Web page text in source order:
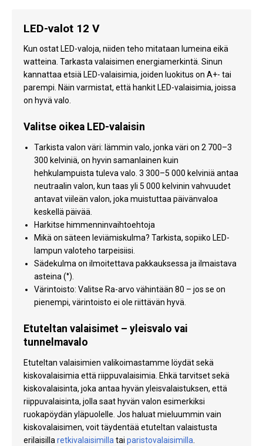
LED-valot 12 V
Kun ostat LED-valoja, niiden teho mitataan lumeina eikä
watteina. Tarkasta valaisimen energiamerkintä. Sinun
kannattaa etsiä LED-valaisimia, joiden luokitus on A+- tai
parempi. Näin varmistat, että hankit LED-valaisimia, joissa
on hyvä valo.
Valitse oikea LED-valaisin
Tarkista valon väri: lämmin valo, jonka väri on 2 700–3
300 kelviniä, on hyvin samanlainen kuin
hehkulampuista tuleva valo. 3 300–5 000 kelviniä antaa
neutraalin valon, kun taas yli 5 000 kelvinin vahvuudet
antavat viileän valon, joka muistuttaa päivänvaloa
keskellä päivää.
Harkitse himmenninvaihtoehtoja
Mikä on säteen leviämiskulma? Tarkista, sopiiko LED-
lampun valoteho tarpeisiisi.
Sädekulma on ilmoitettava pakkauksessa ja ilmaistava
asteina (°).
Värintoisto: Valitse Ra-arvo vähintään 80 – jos se on
pienempi, värintoisto ei ole riittävän hyvä.
Etuteltan valaisimet – yleisvalo vai
tunnelmavalo
Etuteltan valaisimien valikoimastamme löydät sekä
kiskovalaisimia että riippuvalaisimia. Ehkä tarvitset sekä
kiskovalaisinta, joka antaa hyvän yleisvalaistuksen, että
riippuvalaisinta, jolla saat hyvän valon esimerkiksi
ruokapöydän yläpuolelle. Jos haluat mieluummin vain
kiskovalaisimen, voit täydentää etuteltan valaistusta
erilaisilla retkivalaisimilla tai paristovalaisimilla